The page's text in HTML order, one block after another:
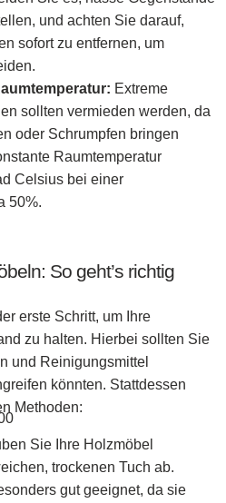
und achten Sie darauf,
sofort zu entfernen, um
Extreme
sollten vermieden werden, da
oder Schrumpfen bringen
Raumtemperatur
Celsius bei einer
50%.
So geht’s richtig
erste Schritt, um Ihre
zu halten. Hierbei sollten Sie
und Reinigungsmittel
könnten. Stattdessen
Methoden:
Sie Ihre Holzmöbel
trockenen Tuch ab.
gut geeignet, da sie